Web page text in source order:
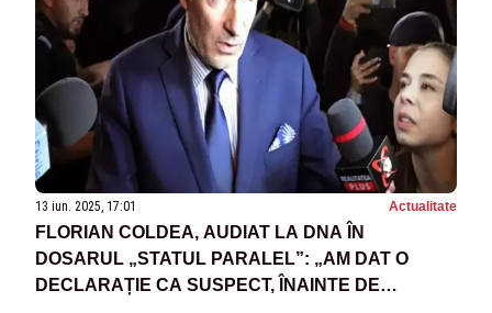
13 iun. 2025, 17:01 Actualitate
FLORIAN COLDEA, AUDIAT LA DNA ÎN
DOSARUL „STATUL PARALEL”: „AM DAT O
DECLARAȚIE CA SUSPECT, ÎNAINTE DE